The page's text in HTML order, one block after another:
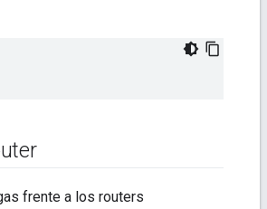
frente a los routers